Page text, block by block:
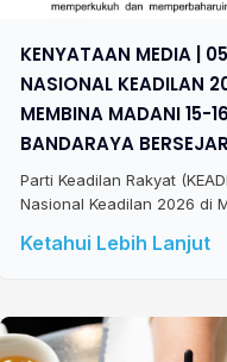
KENYATAAN MEDIA |
NASIONAL KEADILAN
MEMBINA MADANI 15-
BANDARAYA
Parti Keadilan Rakyat
Nasional Keadilan 2026 di
Ketahui Lebih Lanjut